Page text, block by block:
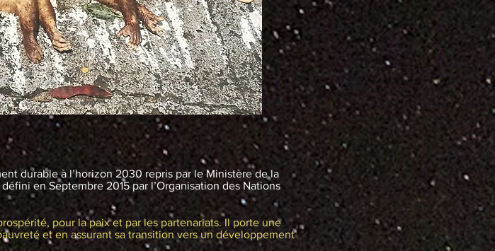
durable à l’horizon 2030 repris par le Ministère de la
en Septembre 2015 par l’Organisation des Nations
pour la paix et par les partenariats. Il porte une
et en assurant sa transition vers un développement